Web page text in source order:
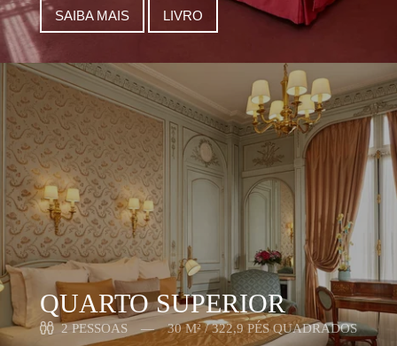
SAIBA MAIS LIVRO
QUARTO SUPERIOR
2 PESSOAS 30 M² / 322,9 PÉS QUADRADOS